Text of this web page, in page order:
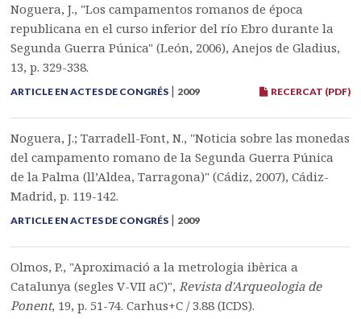
Noguera, J., "Los campamentos romanos de época
republicana en el curso inferior del río Ebro durante la
Segunda Guerra Púnica" (León, 2006), Anejos de Gladius,
13, p. 329-338.
RECERCAT (PDF)
ARTICLE EN ACTES DE CONGRÉS | 2009
Noguera, J.; Tarradell-Font, N., "Noticia sobre las monedas
del campamento romano de la Segunda Guerra Púnica
de la Palma (ll’Aldea, Tarragona)" (Cádiz, 2007), Cádiz-
Madrid, p. 119-142.
ARTICLE EN ACTES DE CONGRÉS | 2009
Olmos, P., "Aproximació a la metrologia ibèrica a
Catalunya (segles V-VII aC)",Revista d'Arqueologia de
Ponent, 19, p. 51-74. Carhus+C / 3.88 (ICDS).